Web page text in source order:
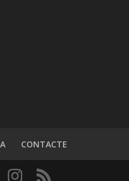
CONTACTE